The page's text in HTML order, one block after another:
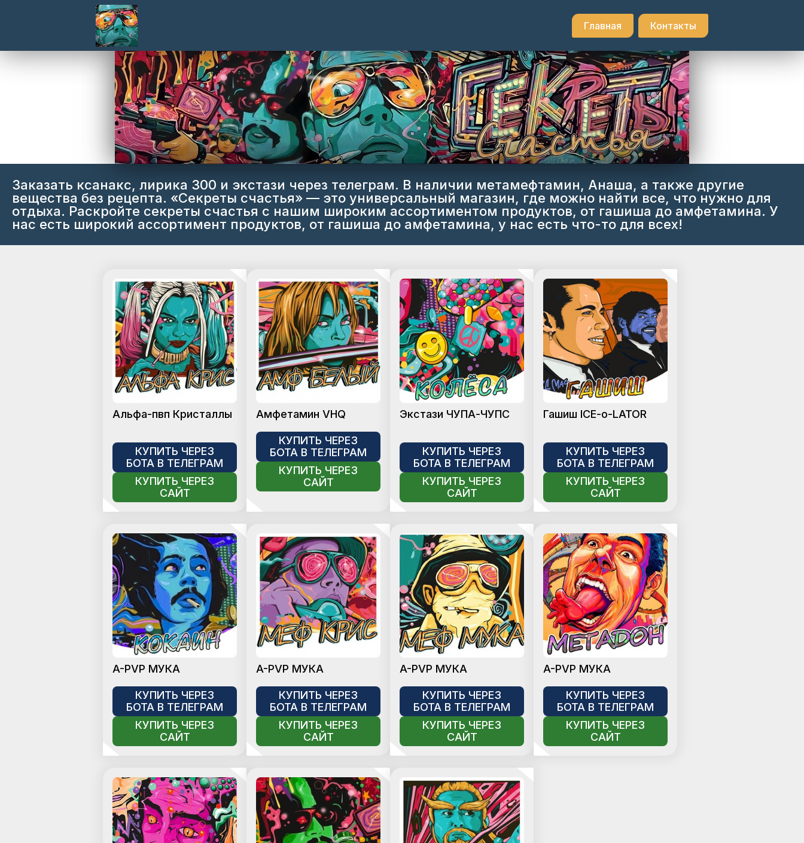
Главная Контакты
Заказать ксанакс, лирика 300 и экстази через телеграм. В наличии метамефтамин, Анаша, а также другие
вещества без рецепта. «Секреты счастья» — это универсальный магазин, где можно найти все, что нужно для
отдыха. Раскройте секреты счастья с нашим широким ассортиментом продуктов, от гашиша до амфетамина. У
нас есть широкий ассортимент продуктов, от гашиша до амфетамина, у нас есть что-то для всех!
Альфа-пвп Кристаллы
КУПИТЬ ЧЕРЕЗ
БОТА В ТЕЛЕГРАМ
КУПИТЬ ЧЕРЕЗ
САЙТ
Амфетамин VHQ
КУПИТЬ ЧЕРЕЗ
БОТА В ТЕЛЕГРАМ
КУПИТЬ ЧЕРЕЗ
САЙТ
Экстази ЧУПА-ЧУПС
КУПИТЬ ЧЕРЕЗ
БОТА В ТЕЛЕГРАМ
КУПИТЬ ЧЕРЕЗ
САЙТ
Гашиш ICE-o-LATOR
КУПИТЬ ЧЕРЕЗ
БОТА В ТЕЛЕГРАМ
КУПИТЬ ЧЕРЕЗ
САЙТ
A-PVP МУКА
КУПИТЬ ЧЕРЕЗ
БОТА В ТЕЛЕГРАМ
КУПИТЬ ЧЕРЕЗ
САЙТ
A-PVP МУКА
КУПИТЬ ЧЕРЕЗ
БОТА В ТЕЛЕГРАМ
КУПИТЬ ЧЕРЕЗ
САЙТ
A-PVP МУКА
КУПИТЬ ЧЕРЕЗ
БОТА В ТЕЛЕГРАМ
КУПИТЬ ЧЕРЕЗ
САЙТ
A-PVP МУКА
КУПИТЬ ЧЕРЕЗ
БОТА В ТЕЛЕГРАМ
КУПИТЬ ЧЕРЕЗ
САЙТ